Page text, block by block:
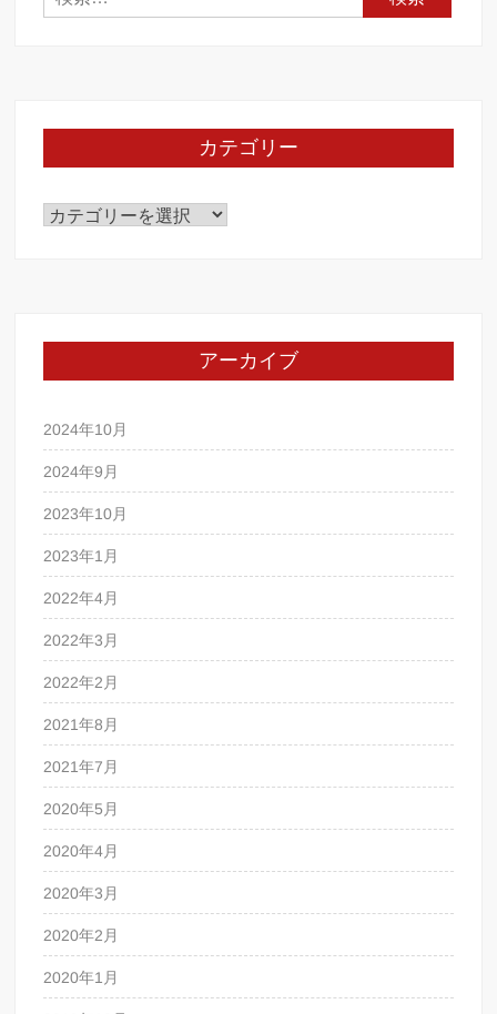
索:
カテゴリー
カ
アーカイブ
2024年10月
2024年9月
2023年10月
2023年1月
2022年4月
2022年3月
2022年2月
2021年8月
2021年7月
2020年5月
2020年4月
2020年3月
2020年2月
2020年1月